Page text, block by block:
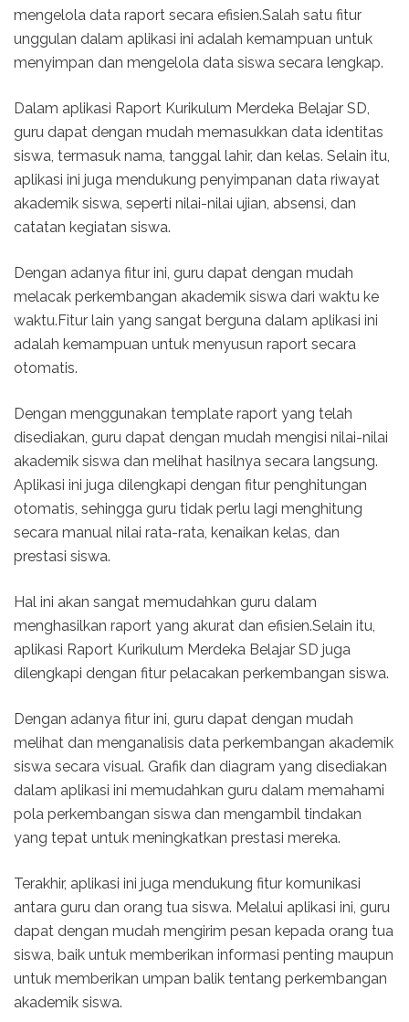
mengelola data raport secara efisien.Salah satu fitur
unggulan dalam aplikasi ini adalah kemampuan untuk
menyimpan dan mengelola data siswa secara lengkap.
Dalam aplikasi Raport Kurikulum Merdeka Belajar SD,
guru dapat dengan mudah memasukkan data identitas
siswa, termasuk nama, tanggal lahir, dan kelas. Selain itu,
aplikasi ini juga mendukung penyimpanan data riwayat
akademik siswa, seperti nilai-nilai ujian, absensi, dan
catatan kegiatan siswa.
Dengan adanya fitur ini, guru dapat dengan mudah
melacak perkembangan akademik siswa dari waktu ke
waktu.Fitur lain yang sangat berguna dalam aplikasi ini
adalah kemampuan untuk menyusun raport secara
otomatis.
Dengan menggunakan template raport yang telah
disediakan, guru dapat dengan mudah mengisi nilai-nilai
akademik siswa dan melihat hasilnya secara langsung.
Aplikasi ini juga dilengkapi dengan fitur penghitungan
otomatis, sehingga guru tidak perlu lagi menghitung
secara manual nilai rata-rata, kenaikan kelas, dan
prestasi siswa.
Hal ini akan sangat memudahkan guru dalam
menghasilkan raport yang akurat dan efisien.Selain itu,
aplikasi Raport Kurikulum Merdeka Belajar SD juga
dilengkapi dengan fitur pelacakan perkembangan siswa.
Dengan adanya fitur ini, guru dapat dengan mudah
melihat dan menganalisis data perkembangan akademik
siswa secara visual. Grafik dan diagram yang disediakan
dalam aplikasi ini memudahkan guru dalam memahami
pola perkembangan siswa dan mengambil tindakan
yang tepat untuk meningkatkan prestasi mereka.
Terakhir, aplikasi ini juga mendukung fitur komunikasi
antara guru dan orang tua siswa. Melalui aplikasi ini, guru
dapat dengan mudah mengirim pesan kepada orang tua
siswa, baik untuk memberikan informasi penting maupun
untuk memberikan umpan balik tentang perkembangan
akademik siswa.